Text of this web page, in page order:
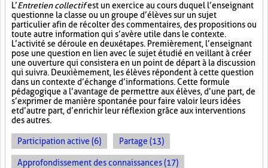
L’Entretien collectifest un exercice au cours duquel l’enseignant
questionne la classe ou un groupe d’élèves sur un sujet
particulier afin de récolter des commentaires, des propositions ou
toute autre information qui s’avère utile dans le contexte.
L’activité se déroule en deux étapes. Premièrement, l’enseignant
pose une question en lien avec le sujet étudié en veillant à créer
une ouverture qui consistera en un point de départ à la discussion
qui suivra. Deuxièmement, les élèves répondent à cette question
dans un contexte d’échange d’informations. Cette formule
pédagogique a l’avantage de permettre aux élèves, d’une part, de
s’exprimer de manière spontanée pour faire valoir leurs idées
et d’autre part, d’enrichir leur réflexion grâce aux interventions
des autres.
Participation active (6) Partage (13)
Approfondissement des connaissances (17)